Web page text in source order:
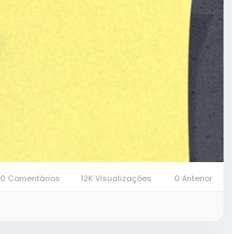
0 Comentários 12K Visualizações 0 Anterior